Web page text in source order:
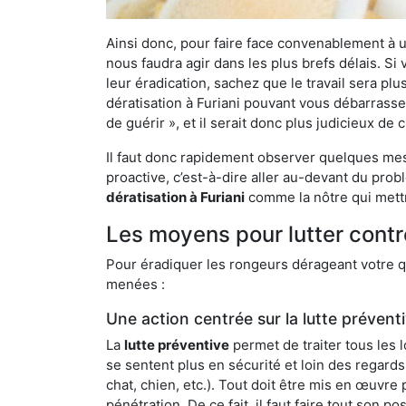
Ainsi donc, pour faire face convenablement
nous faudra agir dans les plus brefs délais.
leur éradication, sachez que le travail sera
dératisation à Furiani pouvant vous
de guérir », et il serait donc plus judicieux de
Il faut donc rapidement observer quelques
proactive, c’est-à-dire aller au-devant du
dératisation à Furiani comme la nôtre qui
Les moyens pour lutter
Pour éradiquer les rongeurs dérageant votre
menées :
Une action centrée sur la lutte
La lutte préventive permet de traiter tous les
se sentent plus en sécurité et loin des
chat, chien, etc.). Tout doit être mis en œuvre